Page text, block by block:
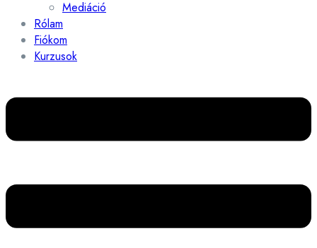
Mediáció
Rólam
Fiókom
Kurzusok